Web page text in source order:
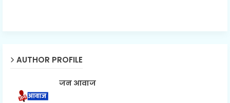
AUTHOR PROFILE
जन आवाज